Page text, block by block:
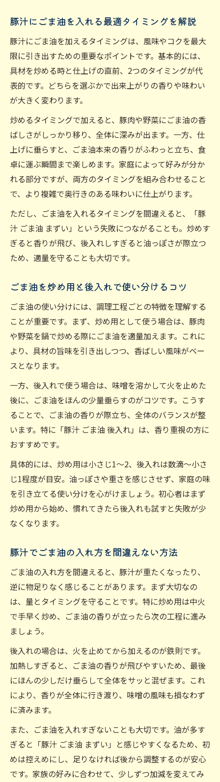
豚汁にごま油を入れる最適タイミングを解説
豚汁にごま油を加えるタイミングは、風味やコクを最大
限に引き出すための重要なポイントです。基本的には、
具材を炒める時と仕上げの直前、2つのタイミングが代
表的です。どちらを選ぶかで出来上がりの香りや味わい
が大きく変わります。
炒めるタイミングで加えると、豚肉や野菜にごま油の香
ばしさがしっかり移り、全体に深みが出ます。一方、仕
上げに垂らすと、ごま油本来の香りがふわっと立ち、食
卓に運ぶ瞬間まで楽しめます。家庭によって好みが分か
れる部分ですが、両方のタイミングを組み合わせること
で、より複雑で奥行きのある味わいに仕上がります。
ただし、ごま油を入れるタイミングを間違えると、「豚
汁 ごま油 まずい」という失敗につながることも。炒めす
ぎると香りが飛び、後入れしすぎると油っぽさが際立つ
ため、適量を守ることも大切です。
ごま油を炒め用と後入れで使い分けるコツ
ごま油の使い分けには、調理工程ごとの特徴を理解する
ことが重要です。まず、炒め用として使う場合は、豚肉
や野菜を鍋で炒める際にごま油を適量加えます。これに
より、具材の旨味を引き出しつつ、香ばしい風味がベー
スとなります。
一方、後入れで使う場合は、味噌を溶かして火を止めた
後に、ごま油をほんの少量垂らすのがコツです。こうす
ることで、ごま油の香りが際立ち、全体のバランスが整
います。特に「豚汁 ごま油 後入れ」は、香り重視の方に
おすすめです。
具体的には、炒め用は小さじ1〜2、後入れは数滴〜小さ
じ1程度が目安。油っぽさや重さを感じさせず、家庭の味
を引き立てる使い分けを心がけましょう。初心者はまず
炒め用から始め、慣れてきたら後入れも試すと失敗が少
なくなります。
豚汁でごま油の入れ方を間違えない方法
ごま油の入れ方を間違えると、豚汁が重たくなったり、
逆に物足りなく感じることがあります。まず大切なの
は、量とタイミングを守ることです。特に炒め用は中火
で手早く炒め、ごま油の香りが立ったら次の工程に進み
ましょう。
後入れの場合は、火を止めてから加えるのが鉄則です。
加熱しすぎると、ごま油の香りが飛びやすいため、最後
にほんの少しだけ垂らして全体をサッと混ぜます。これ
により、香りが全体に行き渡り、味噌の風味も損なわず
に済みます。
また、ごま油を入れすぎないことも大切です。油が多す
ぎると「豚汁 ごま油 まずい」と感じやすくなるため、初
めは控えめにし、足りなければ後から調整するのが安心
です。家族の好みに合わせて、少しずつ加減を変えてみ